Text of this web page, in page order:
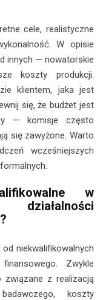
cele, realistyczne
W opisie
innych — nowatorskie
koszty produkcji.
klientem, jaka jest
się, że budżet jest
— komisje często
się zawyżone. Warto
wcześniejszych
w
niekwalifikowalnych
Zwykle
związane z realizacją
koszty